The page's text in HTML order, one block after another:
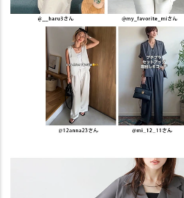
ブラウンパンツ
エクリュパンツ
ご注文の前に必ずご確認ください。
閉じる